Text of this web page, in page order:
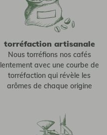
torréfaction artisanale
Nous torréfions nos cafés
lentement avec une courbe de
torréfaction qui révèle les
arômes de chaque origine